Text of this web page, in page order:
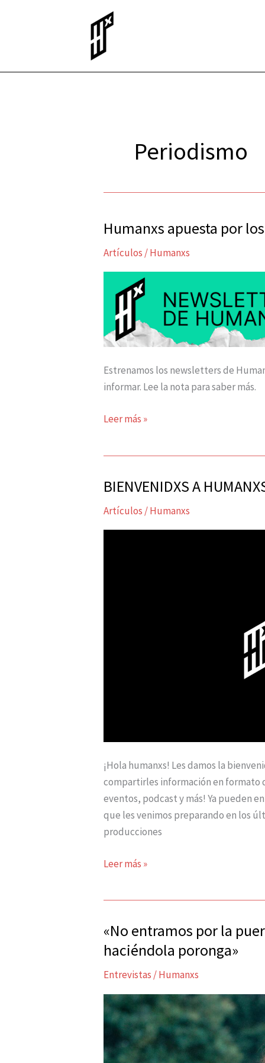
Periodismo
Humanxs apuesta por
Artículos /Humanxs
Estrenamos los newsletters de
informar. Lee la nota para saber más.
Humanxs
por
los
newsletters.
Leer más »
BIENVENIDXS A
Artículos /Humanxs
¡Hola humanxs! Les damos la
compartirles información en formato
eventos, podcast y más! Ya pueden
que les venimos preparando en los
producciones
BIENVENIDXS
HUMANXS
Leer más »
«No entramos por la
haciéndola poronga»
Entrevistas /Humanxs
«No
entramos
la
puerta
grande,
si